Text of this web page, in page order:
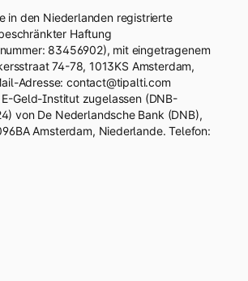
in den Niederlanden registrierte
Haftung
83456902), mit eingetragenem
74-78, 1013KS Amsterdam,
Adresse: contact@tipalti.com
Geld-Institut zugelassen (DNB-
von De Nederlandsche Bank (DNB),
Amsterdam, Niederlande. Telefon: